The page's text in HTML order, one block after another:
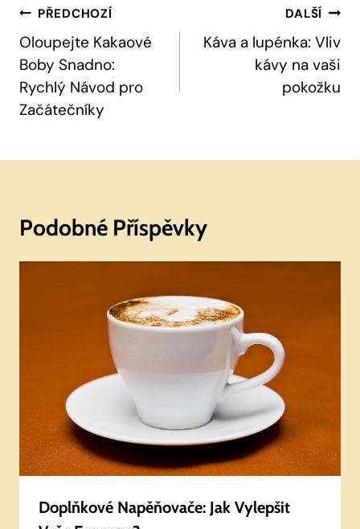
Navigace
Pro
Příspěvek
PŘEDCHOZÍ
Oloupejte Kakaové
Boby Snadno:
Rychlý Návod pro
Začátečníky
DALŠÍ
Káva a lupénka: Vliv
kávy na vaši
pokožku
Podobné Příspěvky
Doplňkové Napěňovače: Jak Vylepšit